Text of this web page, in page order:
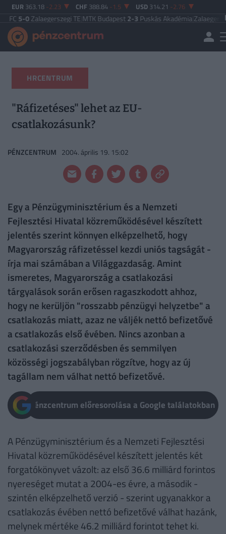
EUR 363.18 -2.23 CHF 388.84 -1.5 USD 314.21 -2.76
TE|MTK Budapest2-3Puskás Akadémia Zalaegerszegi TE 5-2
HRCENTRUM
"Ráfizetéses" lehet az EU-
csatlakozásunk?
PÉNZCENTRUM 2004. április 19. 15:02
Egy a Pénzügyminisztérium és a Nemzeti
Fejlesztési Hivatal közreműködésével készített
jelentés szerint könnyen elképzelhető, hogy
Magyarország ráfizetéssel kezdi uniós tagságát -
írja mai számában a Világgazdaság. Amint
ismeretes, Magyarország a csatlakozási
tárgyalások során erősen ragaszkodott ahhoz,
hogy ne kerüljön "rosszabb pénzügyi helyzetbe" a
csatlakozás miatt, azaz ne váljék nettó befizetővé
a csatlakozás első évében. Nincs azonban a
csatlakozási szerződésben és semmilyen
közösségi jogszabályban rögzítve, hogy az új
tagállam nem válhat nettó befizetővé.
Pénzcentrum előresorolása a Google találatokban
A Pénzügyminisztérium és a Nemzeti Fejlesztési
Hivatal közreműködésével készített jelentés két
forgatókönyvet vázolt: az első 36.6 milliárd forintos
nyereséget mutat a 2004-es évre, a második -
szintén elképzelhető verzió - szerint ugyanakkor a
csatlakozás évében nettó befizetővé válhat hazánk,
melynek mértéke 46.2 milliárd forintot tehet ki.